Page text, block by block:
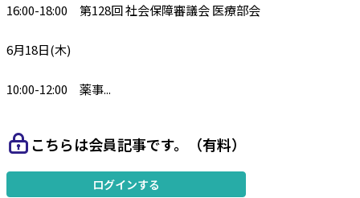
16:00-18:00 第128回 社会保障審議会 医療部会
6月18日(木)
10:00-12:00 薬事...
こちらは会員記事です。（有料）
ログインする